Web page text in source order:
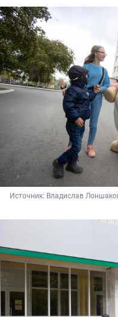
Источник: Владислав